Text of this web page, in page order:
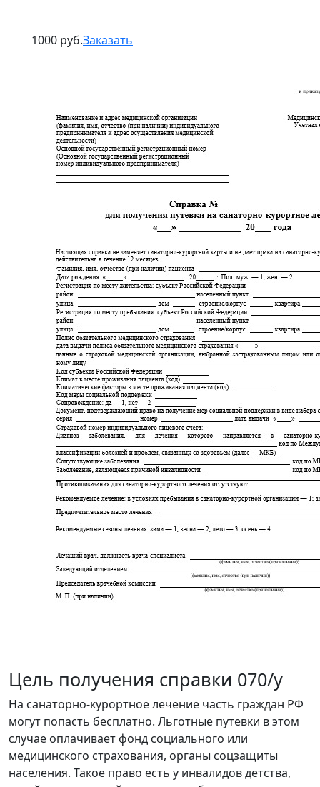
1000 руб.Заказать
Цель получения справки 070/у
На санаторно-курортное лечение часть граждан РФ
могут попасть бесплатно. Льготные путевки в этом
случае оплачивает фонд социального или
медицинского страхования, органы соцзащиты
населения. Такое право есть у инвалидов детства,